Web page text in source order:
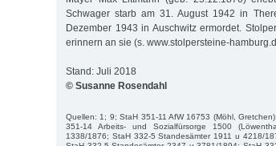
Schwager starb am 31. August 1942 in
Dezember 1943 in Auschwitz ermordet.
erinnern an sie (s. www.stolpersteine-
Stand: Juli 2018
© Susanne Rosendahl
Quellen: 1; 9; StaH 351-11 AfW 16753 (Möhl,
351-14 Arbeits- und Sozialfürsorge 1500
1338/1876; StaH 332-5 Standesämter 1911 u 4218/